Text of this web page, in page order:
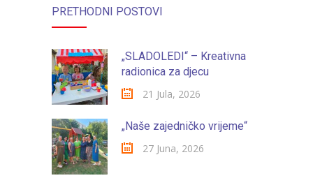
---- Odluke o izboru i poništenju
-- Konkursi
Edukacije
-- Edukacije za roditelje
-- Edukacije zaposlenika
PRETHODNI POSTOVI
„SLADOLEDI“ – Kreativna
radionica za djecu
21 Jula, 2026
„Naše zajedničko vrijeme“
27 Juna, 2026